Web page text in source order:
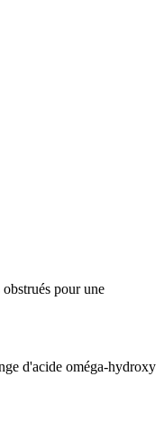
pour une
d'acide oméga-hydroxy